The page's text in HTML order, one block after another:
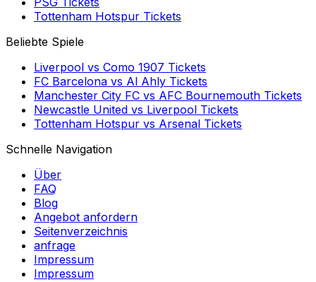
Tottenham Hotspur Tickets
Beliebte Spiele
Liverpool vs Como 1907 Tickets
FC Barcelona vs Al Ahly Tickets
Manchester City FC vs AFC Bournemouth Tickets
Newcastle United vs Liverpool Tickets
Tottenham Hotspur vs Arsenal Tickets
Schnelle Navigation
Über
FAQ
Blog
Angebot anfordern
Seitenverzeichnis
anfrage
Impressum
Impressum